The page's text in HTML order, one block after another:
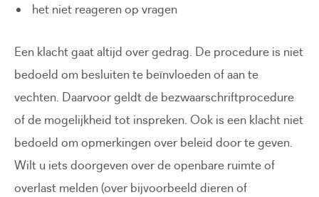
het niet reageren op vragen
Een klacht gaat altijd over gedrag. De procedure is niet
bedoeld om besluiten te beïnvloeden of aan te
vechten. Daarvoor geldt de bezwaarschriftprocedure
of de mogelijkheid tot inspreken. Ook is een klacht niet
bedoeld om opmerkingen over beleid door te geven.
Wilt u iets doorgeven over de openbare ruimte of
overlast melden (over bijvoorbeeld dieren of